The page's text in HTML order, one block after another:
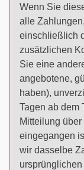
Wenn Sie
alle
einschließlich
zusätzlichen
Sie eine
angebotene,
haben),
Tagen ab dem
Mitteilung
eingegangen
wir dasselbe